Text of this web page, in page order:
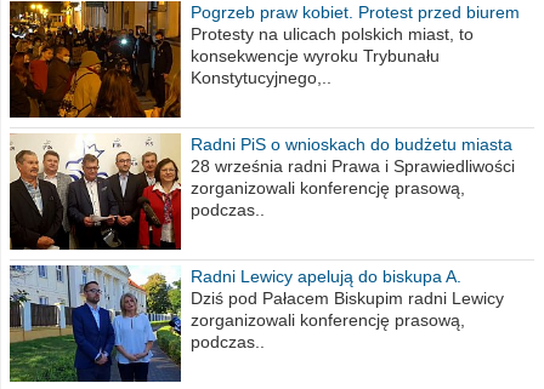
Pogrzeb praw kobiet. Protest przed biurem
poselskim PiS
Protesty na ulicach polskich miast, to
konsekwencje wyroku Trybunału
Konstytucyjnego,..
Radni PiS o wnioskach do budżetu miasta
na 2021 rok
28 września radni Prawa i Sprawiedliwości
zorganizowali konferencję prasową,
podczas..
Radni Lewicy apelują do biskupa A.
Wiesława Meringa
Dziś pod Pałacem Biskupim radni Lewicy
zorganizowali konferencję prasową,
podczas..